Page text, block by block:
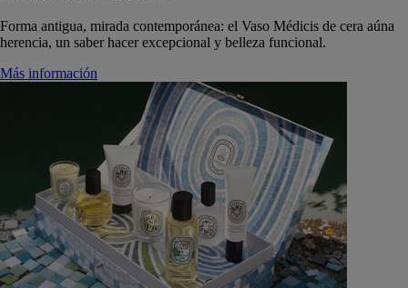
Forma antigua, mirada contemporánea: el Vaso Médicis de cera aúna
herencia, un saber hacer excepcional y belleza funcional.
Más información